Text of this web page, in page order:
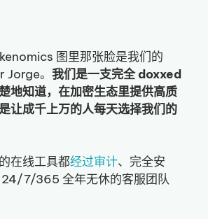
图里那张脸是我们的
。 我们是一支完全 doxxed
地知道，在加密生态里提供高质
让成千上万的人每天选择我们的
在线工具都经过审计、完全安
24/7/365 全年无休的客服团队